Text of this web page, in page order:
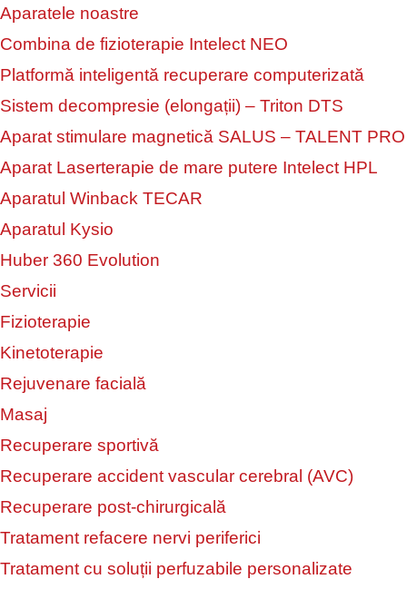
Aparatele noastre
Combina de fizioterapie Intelect NEO
Platformă inteligentă recuperare computerizată
Sistem decompresie (elongații) – Triton DTS
Aparat stimulare magnetică SALUS – TALENT PRO
Aparat Laserterapie de mare putere Intelect HPL
Aparatul Winback TECAR
Aparatul Kysio
Huber 360 Evolution
Servicii
Fizioterapie
Kinetoterapie
Rejuvenare facială
Masaj
Recuperare sportivă
Recuperare accident vascular cerebral (AVC)
Recuperare post-chirurgicală
Tratament refacere nervi periferici
Tratament cu soluții perfuzabile personalizate